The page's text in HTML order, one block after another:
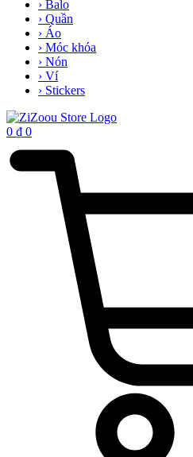
› Balo
› Quần
› Áo
› Móc khóa
› Nón
› Ví
› Stickers
0 ₫ 0